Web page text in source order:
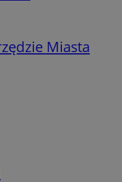
Miasta